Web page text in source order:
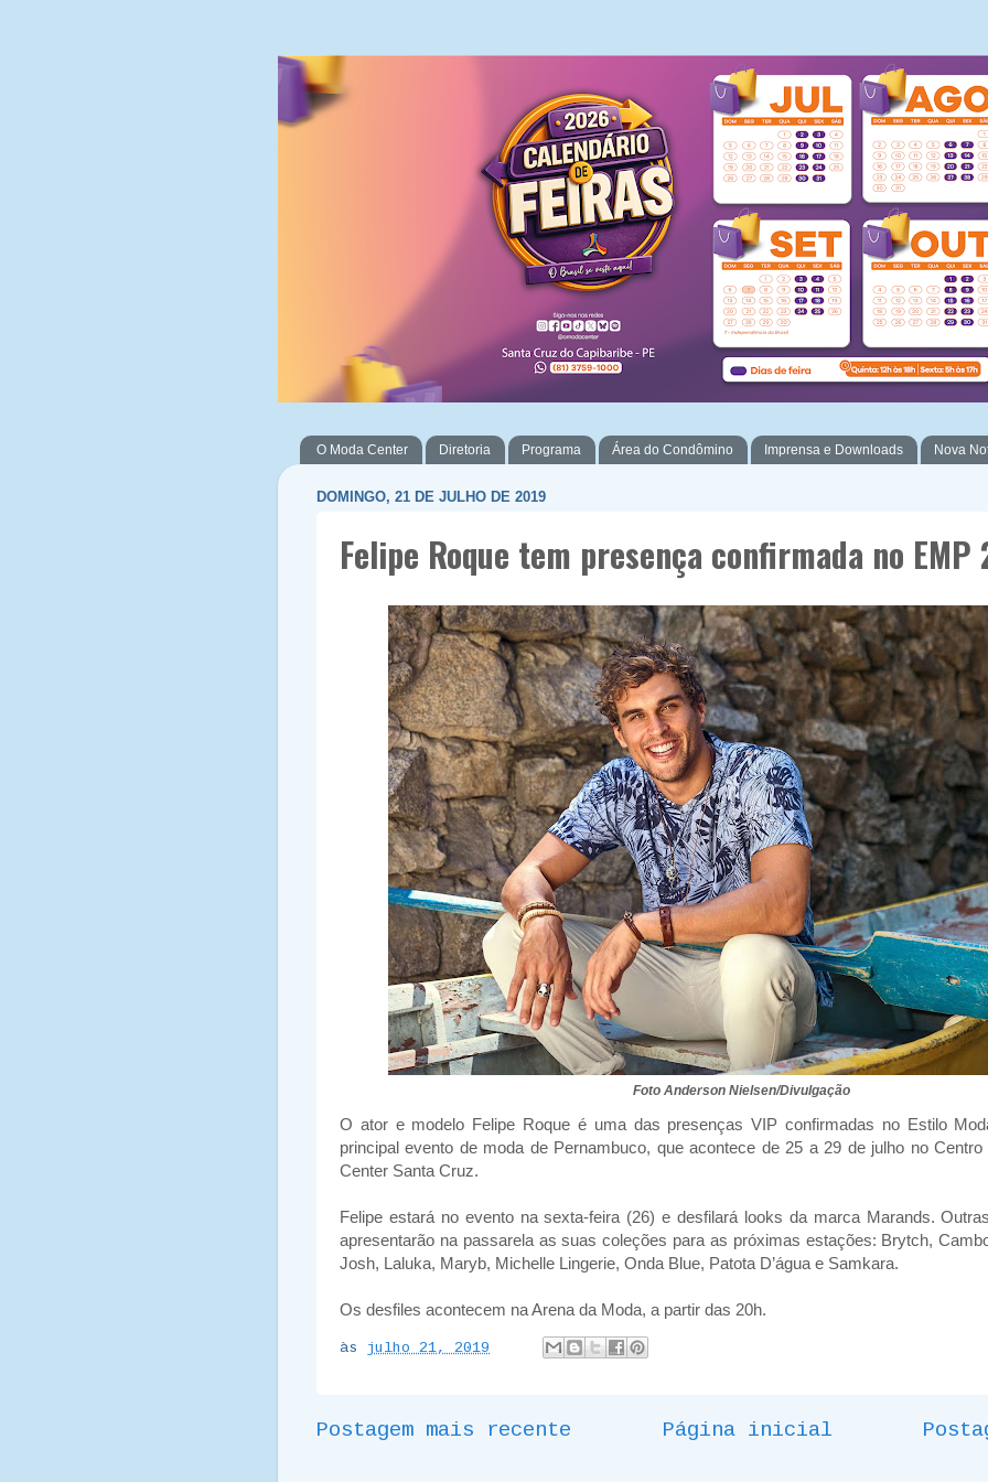
O Moda Center Diretoria Programa Área do Condômino Imprensa e Downloads Nova
DOMINGO, 21 DE JULHO DE 2019
Felipe Roque tem presença confirmada no EMP
Foto Anderson Nielsen/Divulgação
O ator e modelo Felipe Roque é uma das presenças VIP confirmadas no Estilo
principal evento de moda de Pernambuco, que acontece de 25 a 29 de julho no
Center Santa Cruz.
Felipe estará no evento na sexta-feira (26) e desfilará looks da marca Marands.
apresentarão na passarela as suas coleções para as próximas estações: Brytch,
Josh, Laluka, Maryb, Michelle Lingerie, Onda Blue, Patota D’água e Samkara.
Os desfiles acontecem na Arena da Moda, a partir das 20h.
às julho 21, 2019
Postagem mais recente Página inicial